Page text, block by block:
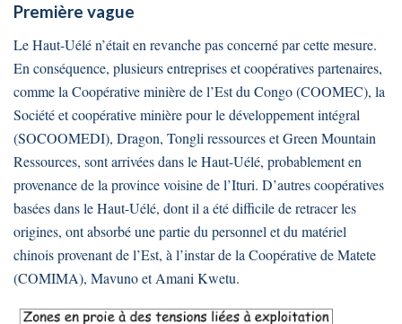
Première vague
Le Haut-Uélé n’était en revanche pas concerné par cette mesure.
En conséquence, plusieurs entreprises et coopératives partenaires,
comme la Coopérative minière de l’Est du Congo (COOMEC), la
Société et coopérative minière pour le développement intégral
(SOCOOMEDI), Dragon, Tongli ressources et Green Mountain
Ressources, sont arrivées dans le Haut-Uélé, probablement en
provenance de la province voisine de l’Ituri. D’autres coopératives
basées dans le Haut-Uélé, dont il a été difficile de retracer les
origines, ont absorbé une partie du personnel et du matériel
chinois provenant de l’Est, à l’instar de la Coopérative de Matete
(COMIMA), Mavuno et Amani Kwetu.